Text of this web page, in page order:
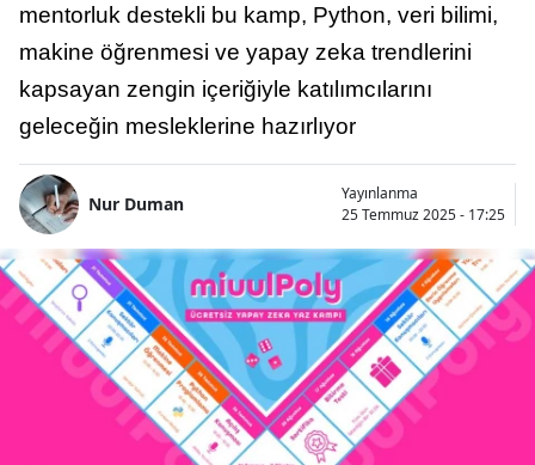
mentorluk destekli bu kamp, Python, veri bilimi,
makine öğrenmesi ve yapay zeka trendlerini
kapsayan zengin içeriğiyle katılımcılarını
geleceğin mesleklerine hazırlıyor
Nur Duman
Yayınlanma
25 Temmuz 2025 - 17:25